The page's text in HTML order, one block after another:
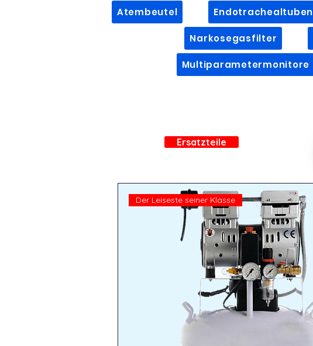
Atembeutel Endotrachealtuben
Narkosegasfilter
Multiparametermonitore
Ersatzteile
Der Leiseste seiner Klasse